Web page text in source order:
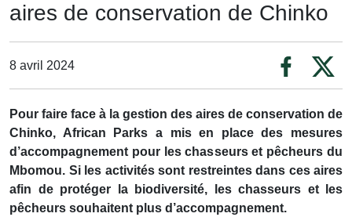
aires de conservation de Chinko
8 avril 2024
Pour faire face à la gestion des aires de conservation de
Chinko, African Parks a mis en place des mesures
d’accompagnement pour les chasseurs et pêcheurs du
Mbomou. Si les activités sont restreintes dans ces aires
afin de protéger la biodiversité, les chasseurs et les
pêcheurs souhaitent plus d’accompagnement.